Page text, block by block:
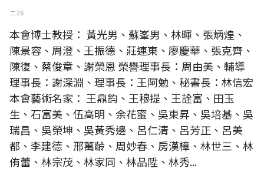
二 26
本會博士教授： 黃光男、蘇峯男、林暉、張炳煌、
陳景容、周澄、王振德、莊連東、廖慶華、張克齊、
陳復、蔡俊章、謝榮恩 榮譽理事長：周由美、輔導
理事長：謝深淵、理事長：王阿勉、秘書長：林信宏
本會藝術名家： 王鼎鈞、王穆提、王詮富、田玉
生、石富美、伍高明、余花蜜、吳東昇、吳培基、吳
瑞昌、吳榮坤、吳黃秀邊、呂仁清、呂芳正、呂美
都、李建德、邢萬齡、周妙春、房漢樟、林世三、林
侑蕾、林宗茂、林家同、林品陞、林秀...